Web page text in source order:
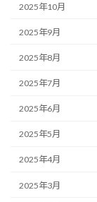
2025年10月
2025年9月
2025年8月
2025年7月
2025年6月
2025年5月
2025年4月
2025年3月